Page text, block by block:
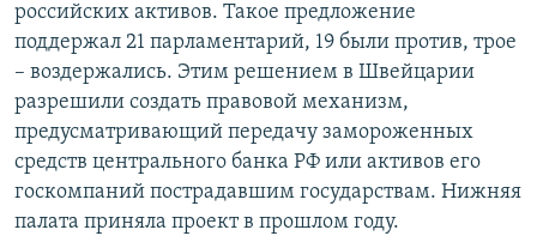
российских активов. Такое предложение
поддержал 21 парламентарий, 19 были против, трое
– воздержались. Этим решением в Швейцарии
разрешили создать правовой механизм,
предусматривающий передачу замороженных
средств центрального банка РФ или активов его
госкомпаний пострадавшим государствам. Нижняя
палата приняла проект в прошлом году.